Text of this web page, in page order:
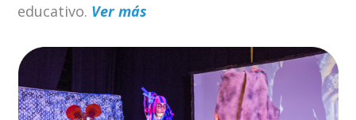
educativo. Ver más